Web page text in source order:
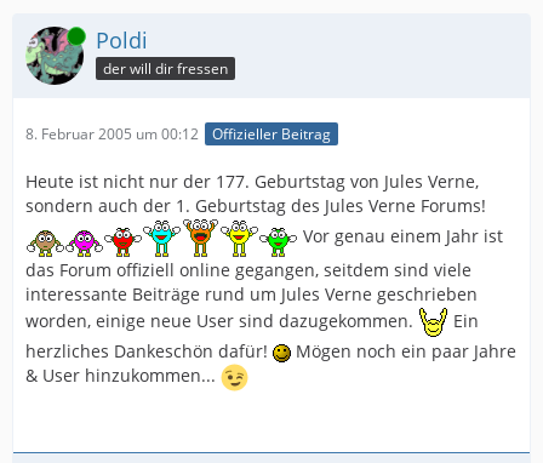
Online Poldi
der will dir fressen
8. Februar 2005 um 00:12 Offizieller Beitrag
Heute ist nicht nur der 177. Geburtstag von Jules Verne,
sondern auch der 1. Geburtstag des Jules Verne Forums!
Vor genau einem Jahr ist
das Forum offiziell online gegangen, seitdem sind viele
interessante Beiträge rund um Jules Verne geschrieben
worden, einige neue User sind dazugekommen.
Ein
herzliches Dankeschön dafür!
Mögen noch ein paar Jahre
& User hinzukommen...